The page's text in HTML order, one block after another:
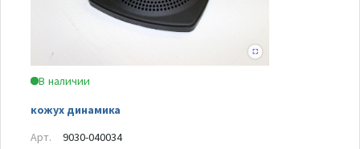
В наличии
кожух динамика
Арт.
9030-040034